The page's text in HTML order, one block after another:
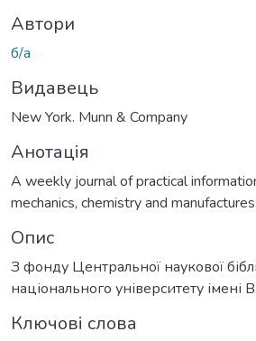
Автори
б/а
Видавець
New York. Munn & Company
Анотація
A weekly journal of practical
mechanics, chemistry and manufactures.
Опис
З фонду Центральної наукової
національного університету імені
Ключові слова